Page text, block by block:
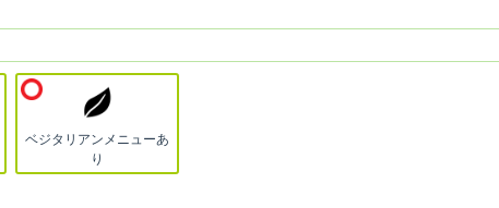
ベジタリアンメニューあ
り